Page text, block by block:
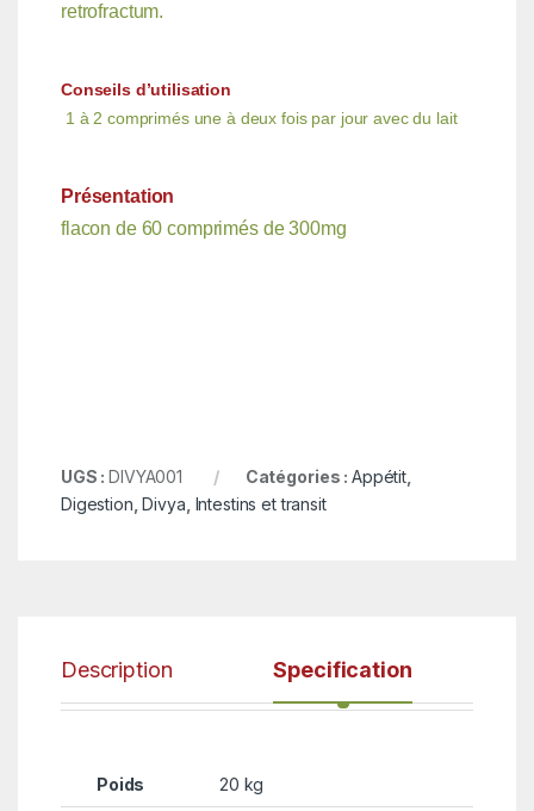
retrofractum.
Conseils d’utilisation
1 à 2 comprimés une à deux fois par jour avec du lait
Présentation
flacon de 60 comprimés de 300mg
UGS :DIVYA001 Catégories : Appétit,
Digestion ,Divya Intestins et transit
Description Specification
Poids 20 kg